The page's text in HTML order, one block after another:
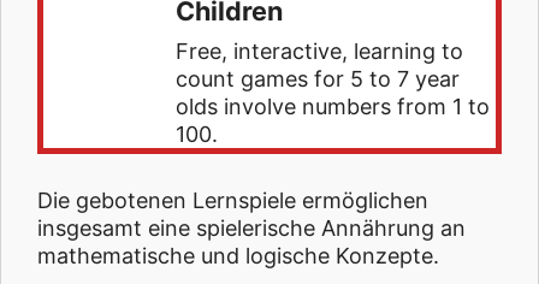
Children
Free, interactive, learning to
count games for 5 to 7 year
olds involve numbers from 1 to
100.
Die gebotenen Lernspiele ermöglichen
insgesamt eine spielerische Annährung an
mathematische und logische Konzepte.